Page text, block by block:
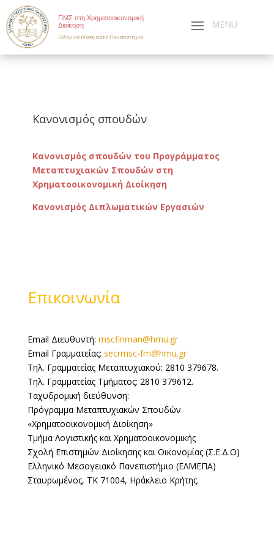
ΠΜΣ στη Χρηματοοικονομική
Διοίκηση
Ελληνικό Μεσογειακό Πανεπιστήμιο
Κανονισμός σπουδών
Κανονισμός σπουδών του Προγράμματος
Μεταπτυχιακών Σπουδών στη
Χρηματοοικονομική Διοίκηση
Κανονισμός Διπλωματικών Εργασιών
Επικοινωνία
Email Διευθυντή: mscfinman@hmu.gr
Email Γραμματείας: secrmsc-fm@hmu.gr
Τηλ. Γραμματείας Μεταπτυχιακού: 2810 379678.
Τηλ. Γραμματείας Τμήματος: 2810 379612.
Ταχυδρομική διεύθυνση:
Πρόγραμμα Μεταπτυχιακών Σπουδών
«Χρηματοοικονομική Διοίκηση»
Τμήμα Λογιστικής και Χρηματοοικονομικής
Σχολή Επιστημών Διοίκησης και Οικονομίας (Σ.Ε.Δ.Ο)
Ελληνικό Μεσογειακό Πανεπιστήμιο (ΕΛΜΕΠΑ)
Σταυρωμένος, ΤΚ 71004, Ηράκλειο Κρήτης.